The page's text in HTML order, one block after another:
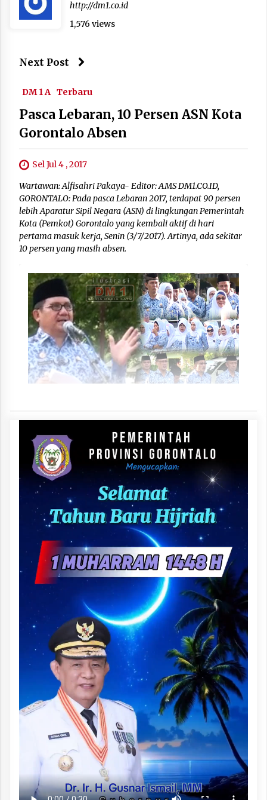
http://dm1.co.id
1,576 views
Next Post
DM 1 A Terbaru
Pasca Lebaran, 10 Persen ASN Kota
Gorontalo Absen
Sel Jul 4 , 2017
Wartawan: Alfisahri Pakaya- Editor: AMS DM1.CO.ID,
GORONTALO: Pada pasca Lebaran 2017, terdapat 90 persen
lebih Aparatur Sipil Negara (ASN) di lingkungan Pemerintah
Kota (Pemkot) Gorontalo yang kembali aktif di hari
pertama masuk kerja, Senin (3/7/2017). Artinya, ada sekitar
10 persen yang masih absen.